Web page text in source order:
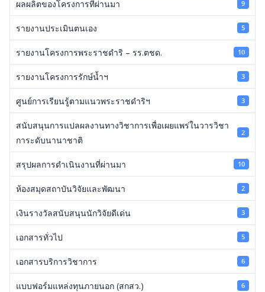
ผลผลิตของโครงการที่ผ่านมา 9
รายงานประเมินตนเอง 5
รายงานโครงการพระราชดำริ – รร.ตชด. 10
รายงานโครงการรักษ์น้ำฯ 3
ศูนย์การเรียนรู้ตามแนวพระราชดำริฯ 3
สนับสนุนการแปลผลงานทางวิชาการเพื่อเผยแพร่ในวารวิชา
การะดับนานาชาติ
2
สรุปผลการดำเนินงานที่ผ่านมา 10
ห้องสมุดสถาบันวิจัยและพัฒนา 2
เงินรางวัลสนับสนุนนักวิจัยดีเด่น 3
เอกสารทั่วไป 5
เอกสารบริการวิชาการ 6
แบบฟอร์มแหล่งทุนภายนอก (สกสว.) 6